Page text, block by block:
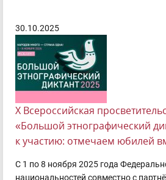
30.10.2025
X Всероссийская
«Большой этнографический
к участию: отмечаем юбилей
С 1 по 8 ноября 2025 года
национальностей совместно с